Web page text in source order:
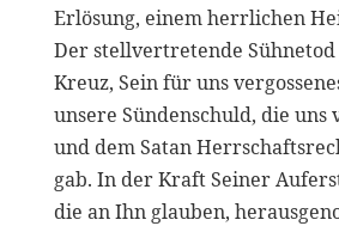
Erlösung, einem herrlichen
Der stellvertretende Sühnetod
Kreuz, Sein für uns
unsere Sündenschuld, die uns
und dem Satan
gab. In der Kraft Seiner
die an Ihn glauben,